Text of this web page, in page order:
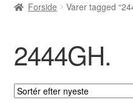
Betalinger
Kasse
Klage
Forside Varer tagged
2444GH.